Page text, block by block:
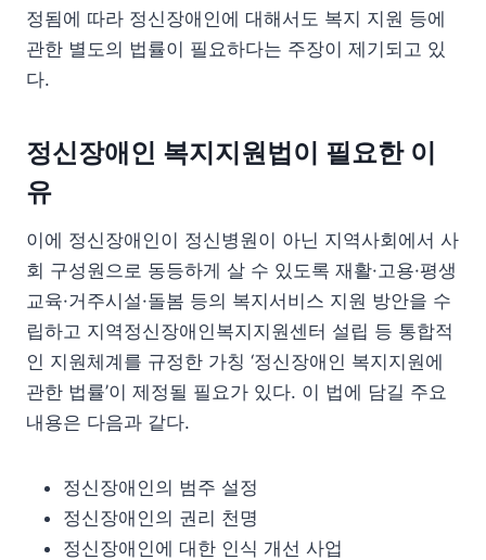
정됨에 따라 정신장애인에 대해서도 복지 지원 등에
관한 별도의 법률이 필요하다는 주장이 제기되고 있
다.
정신장애인 복지지원법이 필요한 이
유
이에 정신장애인이 정신병원이 아닌 지역사회에서 사
회 구성원으로 동등하게 살 수 있도록 재활·고용·평생
교육·거주시설·돌봄 등의 복지서비스 지원 방안을 수
립하고 지역정신장애인복지지원센터 설립 등 통합적
인 지원체계를 규정한 가칭 ‘정신장애인 복지지원에
관한 법률’이 제정될 필요가 있다. 이 법에 담길 주요
내용은 다음과 같다.
정신장애인의 범주 설정
정신장애인의 권리 천명
정신장애인에 대한 인식 개선 사업